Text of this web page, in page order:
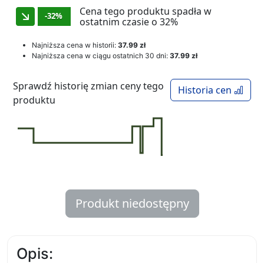
-32%
Cena tego produktu spadła w
ostatnim czasie o 32%
Najniższa cena w historii: 37.99 zł
Najniższa cena w ciągu ostatnich 30 dni: 37.99 zł
Historia cen
Sprawdź historię zmian ceny tego
produktu
Produkt niedostępny
Opis: